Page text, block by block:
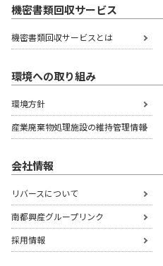
機密書類回収サービス
機密書類回収サービスとは
環境への取り組み
環境方針
産業廃棄物処理施設の維持管理情報
会社情報
リバースについて
南都興産グループリンク
採用情報